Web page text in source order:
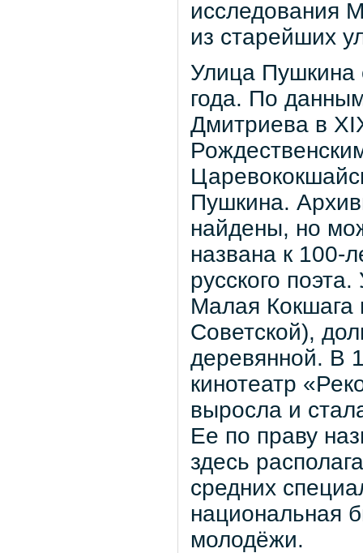
исследования
из старейших
Улица
года. По
Дмитриева в
Пушкина.
найдены, но
названа к 100-
русского
Малая Кокшага
Советской),
деревянной. В
кинотеатр
выросла и
Ее по праву
здесь
средних
национальная
молодёжи.